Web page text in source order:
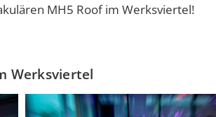
MH5 Roof im Werksviertel!
Werksviertel